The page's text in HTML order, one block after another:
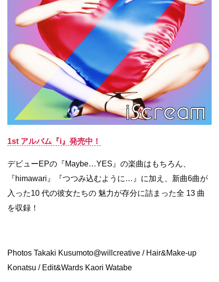
1st アルバム『i』発売中！
デビューEPの『Maybe…YES』の楽曲はもちろん、
『himawari』『つつみ込むように…』に加え、新曲6曲が
入った10 代の彼女たちの 魅力が存分に詰まった全 13 曲
を収録！
Photos Takaki Kusumoto@willcreative / Hair&Make-up
Konatsu / Edit&Wards Kaori Watabe